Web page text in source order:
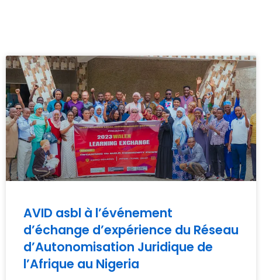
AVID asbl à l’événement
d’échange d’expérience du Réseau
d’Autonomisation Juridique de
l’Afrique au Nigeria